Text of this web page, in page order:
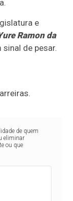
e
Ramon da
de pesar.
de quem
eliminar
ou que